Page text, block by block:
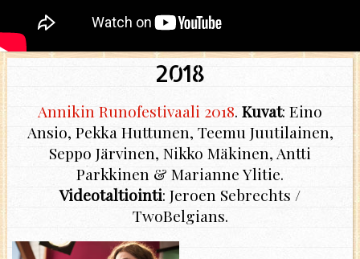
2018
Annikin Runofestivaali 2018. Kuvat: Eino
Ansio, Pekka Huttunen, Teemu Juutilainen,
Seppo Järvinen, Nikko Mäkinen, Antti
Parkkinen & Marianne Ylitie.
Videotaltiointi: Jeroen Sebrechts /
TwoBelgians.